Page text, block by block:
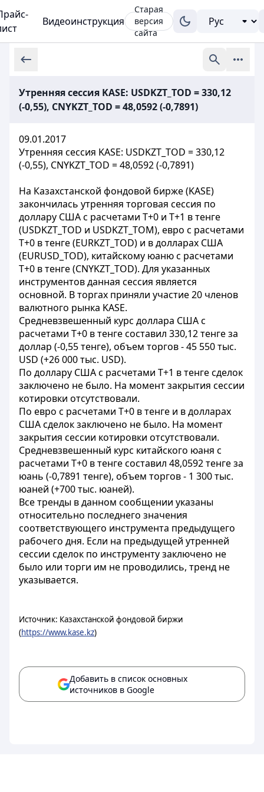
Видеоинструкция
Старая
версия
сайта
Утренняя сессия KASE: USDKZT_TOD = 330,12
(-0,55), CNYKZT_TOD = 48,0592 (-0,7891)
09.01.2017
Утренняя сессия KASE: USDKZT_TOD = 330,12
(-0,55), CNYKZT_TOD = 48,0592 (-0,7891)
На Казахстанской фондовой бирже (KASE)
закончилась утренняя торговая сессия по
доллару США с расчетами Т+0 и Т+1 в тенге
(USDKZT_TOD и USDKZT_TOM), евро с расчетами
T+0 в тенге (EURKZT_TOD) и в долларах США
(EURUSD_TOD), китайскому юаню с расчетами
T+0 в тенге (CNYKZT_TOD). Для указанных
инструментов данная сессия является
основной. В торгах приняли участие 20 членов
валютного рынка KASE.
Средневзвешенный курс доллара США с
расчетами T+0 в тенге составил 330,12 тенге за
доллар (-0,55 тенге), объем торгов - 45 550 тыс.
USD (+26 000 тыс. USD).
По доллару США с расчетами T+1 в тенге сделок
заключено не было. На момент закрытия сессии
котировки отсутствовали.
По евро с расчетами T+0 в тенге и в долларах
США сделок заключено не было. На момент
закрытия сессии котировки отсутствовали.
Средневзвешенный курс китайского юаня с
расчетами T+0 в тенге составил 48,0592 тенге за
юань (-0,7891 тенге), объем торгов - 1 300 тыс.
юаней (+700 тыс. юаней).
Все тренды в данном сообщении указаны
относительно последнего значения
соответствующего инструмента предыдущего
рабочего дня. Если на предыдущей утренней
сессии сделок по инструменту заключено не
было или торги им не проводились, тренд не
указывается.
Источник: Казахстанской фондовой биржи
(https://www.kase.kz)
Добавить в список основных
источников в Google